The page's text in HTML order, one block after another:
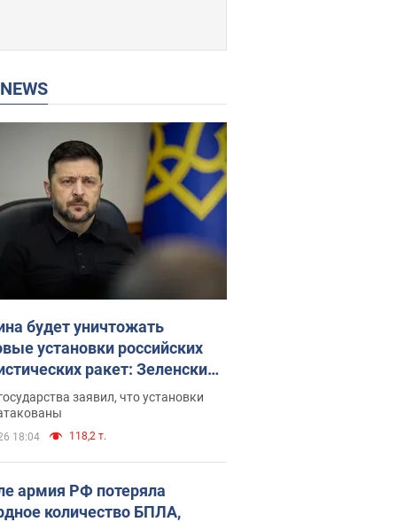
NEWS
будет уничтожать
установки российских
ракет: Зеленский
заседание СНБО
заявил, что установки
18:04 118,2 т.
армия РФ потеряла
количество БПЛА,